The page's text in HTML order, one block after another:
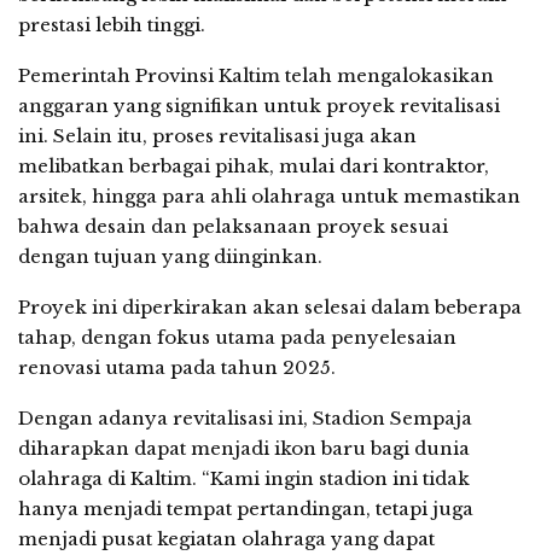
prestasi lebih tinggi.
Pemerintah Provinsi Kaltim telah mengalokasikan
anggaran yang signifikan untuk proyek revitalisasi
ini. Selain itu, proses revitalisasi juga akan
melibatkan berbagai pihak, mulai dari kontraktor,
arsitek, hingga para ahli olahraga untuk memastikan
bahwa desain dan pelaksanaan proyek sesuai
dengan tujuan yang diinginkan.
Proyek ini diperkirakan akan selesai dalam beberapa
tahap, dengan fokus utama pada penyelesaian
renovasi utama pada tahun 2025.
Dengan adanya revitalisasi ini, Stadion Sempaja
diharapkan dapat menjadi ikon baru bagi dunia
olahraga di Kaltim. “Kami ingin stadion ini tidak
hanya menjadi tempat pertandingan, tetapi juga
menjadi pusat kegiatan olahraga yang dapat